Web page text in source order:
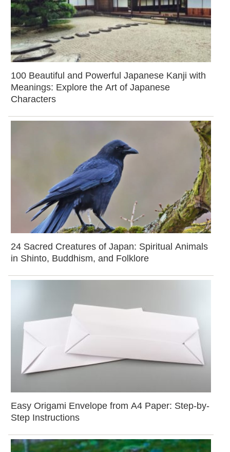
100 Beautiful and Powerful Japanese Kanji with
Meanings: Explore the Art of Japanese
Characters
24 Sacred Creatures of Japan: Spiritual Animals
in Shinto, Buddhism, and Folklore
Easy Origami Envelope from A4 Paper: Step-by-
Step Instructions